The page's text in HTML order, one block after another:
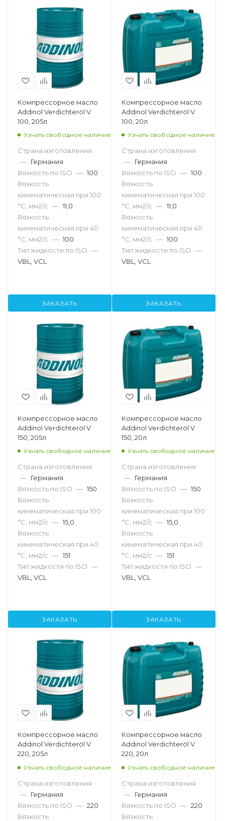
Компрессорное масло
Addinol Verdichteröl V
100, 205л
Узнать свободное наличие
Страна изготовления
— Германия
Вязкость по ISO — 100
Вязкость
кинематическая при 100
°С, мм2/с — 11,0
Вязкость
кинематическая при 40
°С, мм2/с — 100
Тип жидкости по ISO —
VBL, VCL
ЗАКАЗАТЬ
Компрессорное масло
Addinol Verdichteröl V
100, 20л
Узнать свободное наличие
Страна изготовления
— Германия
Вязкость по ISO — 100
Вязкость
кинематическая при 100
°С, мм2/с — 11,0
Вязкость
кинематическая при 40
°С, мм2/с — 100
Тип жидкости по ISO —
VBL, VCL
ЗАКАЗАТЬ
Компрессорное масло
Addinol Verdichteröl V
150, 205л
Узнать свободное наличие
Страна изготовления
— Германия
Вязкость по ISO — 150
Вязкость
кинематическая при 100
°С, мм2/с — 15,0
Вязкость
кинематическая при 40
°С, мм2/с — 151
Тип жидкости по ISO —
VBL, VCL
ЗАКАЗАТЬ
Компрессорное масло
Addinol Verdichteröl V
150, 20л
Узнать свободное наличие
Страна изготовления
— Германия
Вязкость по ISO — 150
Вязкость
кинематическая при 100
°С, мм2/с — 15,0
Вязкость
кинематическая при 40
°С, мм2/с — 151
Тип жидкости по ISO —
VBL, VCL
ЗАКАЗАТЬ
Компрессорное масло
Addinol Verdichteröl V
220, 205л
Узнать свободное наличие
Страна изготовления
— Германия
Вязкость по ISO — 220
Вязкость
Компрессорное масло
Addinol Verdichteröl V
220, 20л
Узнать свободное наличие
Страна изготовления
— Германия
Вязкость по ISO — 220
Вязкость